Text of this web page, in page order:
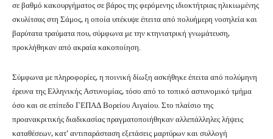
σε βαθμό κακουργήματος σε βάρος της φερόμενης ιδιοκτήτριας ηλικιωμένης
σκυλίτσας στη Σάμος, η οποία υπέκυψε έπειτα από πολυήμερη νοσηλεία και
βαρύτατα τραύματα που, σύμφωνα με την κτηνιατρική γνωμάτευση,
προκλήθηκαν από ακραία κακοποίηση.
Σύμφωνα με πληροφορίες, η ποινική δίωξη ασκήθηκε έπειτα από πολύμηνη
έρευνα της Ελληνικής Αστυνομίας, τόσο από το τοπικό αστυνομικό τμήμα
όσο και σε επίπεδο ΓΕΠΑΔ Βορείου Αιγαίου. Στο πλαίσιο της
προανακριτικής διαδικασίας πραγματοποιήθηκαν αλλεπάλληλες λήψεις
καταθέσεων, κατ’ αντιπαράσταση εξετάσεις μαρτύρων και συλλογή